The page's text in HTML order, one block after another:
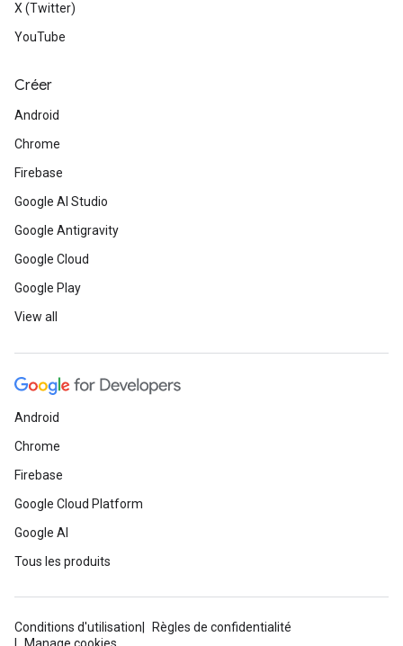
X (Twitter)
YouTube
Créer
Android
Chrome
Firebase
Google AI Studio
Google Antigravity
Google Cloud
Google Play
View all
Android
Chrome
Firebase
Google Cloud Platform
Google AI
Tous les produits
Conditions d'utilisation
Règles de confidentialité